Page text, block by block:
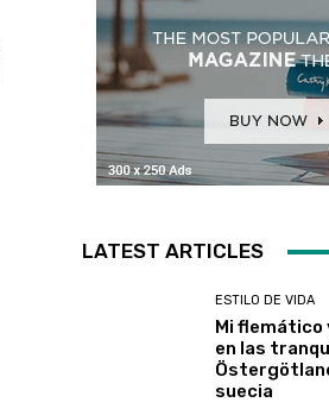
LATEST ARTICLES
ESTILO DE VIDA
Mi flemático
en las
suecia